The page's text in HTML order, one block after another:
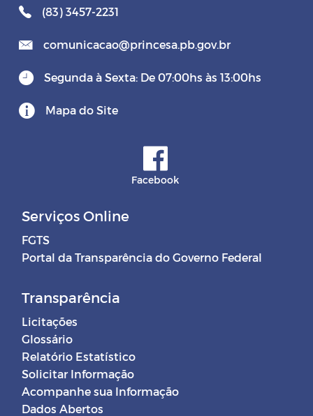
(83) 3457-2231
comunicacao@princesa.pb.gov.br
Segunda à Sexta: De 07:00hs às 13:00hs
Mapa do Site
Facebook
Serviços Online
FGTS
Portal da Transparência do Governo Federal
Transparência
Licitações
Glossário
Relatório Estatístico
Solicitar Informação
Acompanhe sua Informação
Dados Abertos